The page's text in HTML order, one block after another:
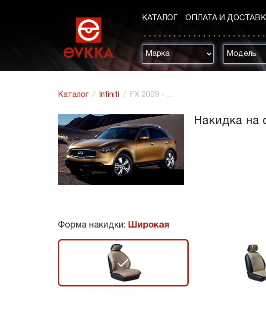
КАТАЛОГ ОПЛАТА И
Каталог Infiniti FX 2009 - ...
Накидка на
Форма накидки: Широкая
r